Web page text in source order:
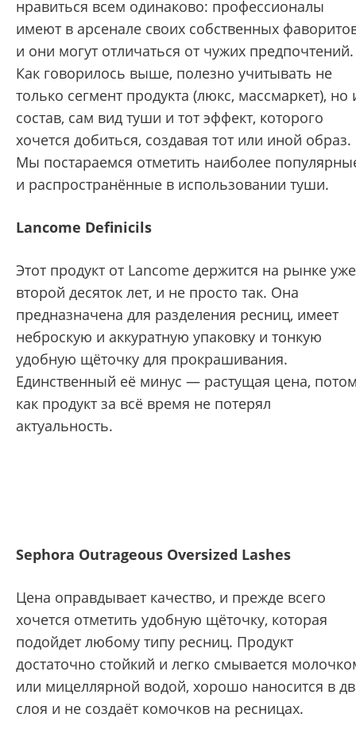
нравиться всем одинаково: профессионалы
имеют в арсенале своих собственных
и они могут отличаться от чужих предпочтений.
Как говорилось выше, полезно учитывать не
только сегмент продукта (люкс, массмаркет), но
состав, сам вид туши и тот эффект, которого
хочется добиться, создавая тот или иной образ.
Мы постараемся отметить наиболее
и распространённые в использовании туши.
Lancome Definicils
Этот продукт от Lancome держится на рынке уже
второй десяток лет, и не просто так. Она
предназначена для разделения ресниц, имеет
неброскую и аккуратную упаковку и тонкую
удобную щёточку для прокрашивания.
Единственный её минус — растущая цена,
как продукт за всё время не потерял
актуальность.
Sephora Outrageous Oversized Lashes
Цена оправдывает качество, и прежде всего
хочется отметить удобную щёточку, которая
подойдет любому типу ресниц. Продукт
достаточно стойкий и легко смывается
или мицеллярной водой, хорошо наносится в
слоя и не создаёт комочков на ресницах.